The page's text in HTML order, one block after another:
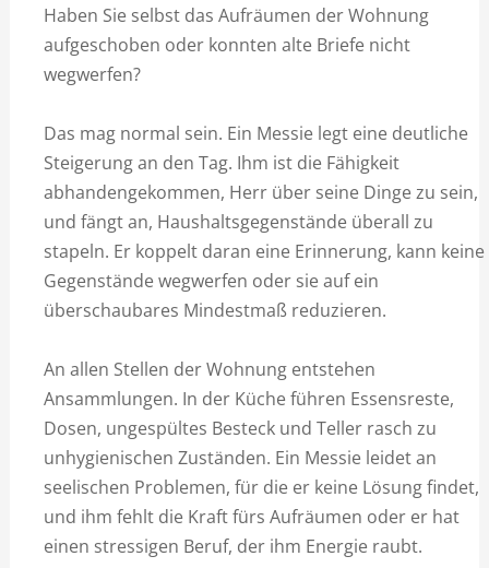
Haben Sie selbst das Aufräumen der Wohnung
aufgeschoben oder konnten alte Briefe nicht
wegwerfen?
Das mag normal sein. Ein Messie legt eine deutliche
Steigerung an den Tag. Ihm ist die Fähigkeit
abhandengekommen, Herr über seine Dinge zu sein,
und fängt an, Haushaltsgegenstände überall zu
stapeln. Er koppelt daran eine Erinnerung, kann keine
Gegenstände wegwerfen oder sie auf ein
überschaubares Mindestmaß reduzieren.
An allen Stellen der Wohnung entstehen
Ansammlungen. In der Küche führen Essensreste,
Dosen, ungespültes Besteck und Teller rasch zu
unhygienischen Zuständen. Ein Messie leidet an
seelischen Problemen, für die er keine Lösung findet,
und ihm fehlt die Kraft fürs Aufräumen oder er hat
einen stressigen Beruf, der ihm Energie raubt.